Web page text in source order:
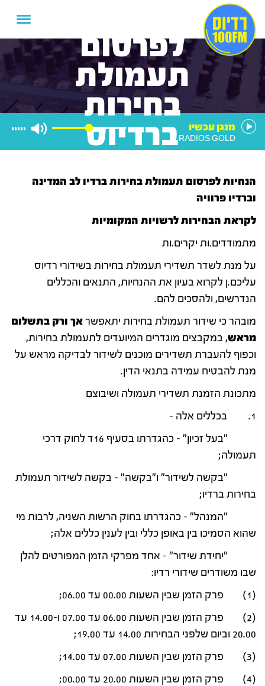
לפרסום
תעמולת
בחירות
ברדיוס מנגן עכשיו
RADIOS GOLD
הנחיות לפרסום תעמולת בחירות ברדיו לב המדינה
וברדיו פרוויה
לקראת הבחירות לרשויות המקומיות
מתמודדים.ות יקרים.ות
על מנת לשדר תשדירי תעמולת בחירות בשידורי רדיוס
עליכם.ן לקרוא בעיון את ההנחיות, התנאים והכללים
הנדרשים, ולהסכים להם.
מובהר כי שידור תעמולת בחירות יתאפשראך ורק בתשלום
מראש, במקבצים מוגדרים המיועדים לתעמולת בחירות,
וכפוף להעברת תשדירים מוכנים לשידור לבדיקה מראש על
מנת להבטיח עמידה בתנאי הדין.
מתכונת הזמנת תשדירי תעמולה ושיבוצם
1. בכללים אלה –
"בעל זכיון" – כהגדרתו בסעיף 16ד לחוק דרכי
תעמולה;
"בקשה לשידור" ו"בקשה" – בקשה לשידור תעמולת
בחירות ברדיו;
"המנהל" – כהגדרתו בחוק הרשות השניה, לרבות מי
שהוא הסמיכו בין באופן כללי ובין לענין כללים אלה;
"יחידת שידור" – אחד מפרקי הזמן המפורטים להלן
שבו משודרים שידורי רדיו:
(1) פרק הזמן שבין השעות 00.00 עד 06.00;
(2) פרק הזמן שבין השעות 06.00 עד 07.00 ו-14.00 עד
20.00 וביום שלפני הבחירות 14.00 עד 19.00;
(3) פרק הזמן שבין השעות 07.00 עד 14.00;
(4) פרק הזמן שבין השעות 20.00 עד 00.00;